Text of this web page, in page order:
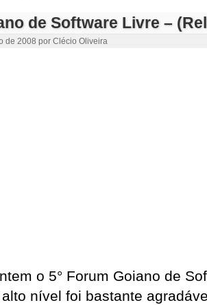
de Software Livre –
de 2008 por Clécio Oliveira
o 5° Forum Goiano de
nível foi bastante